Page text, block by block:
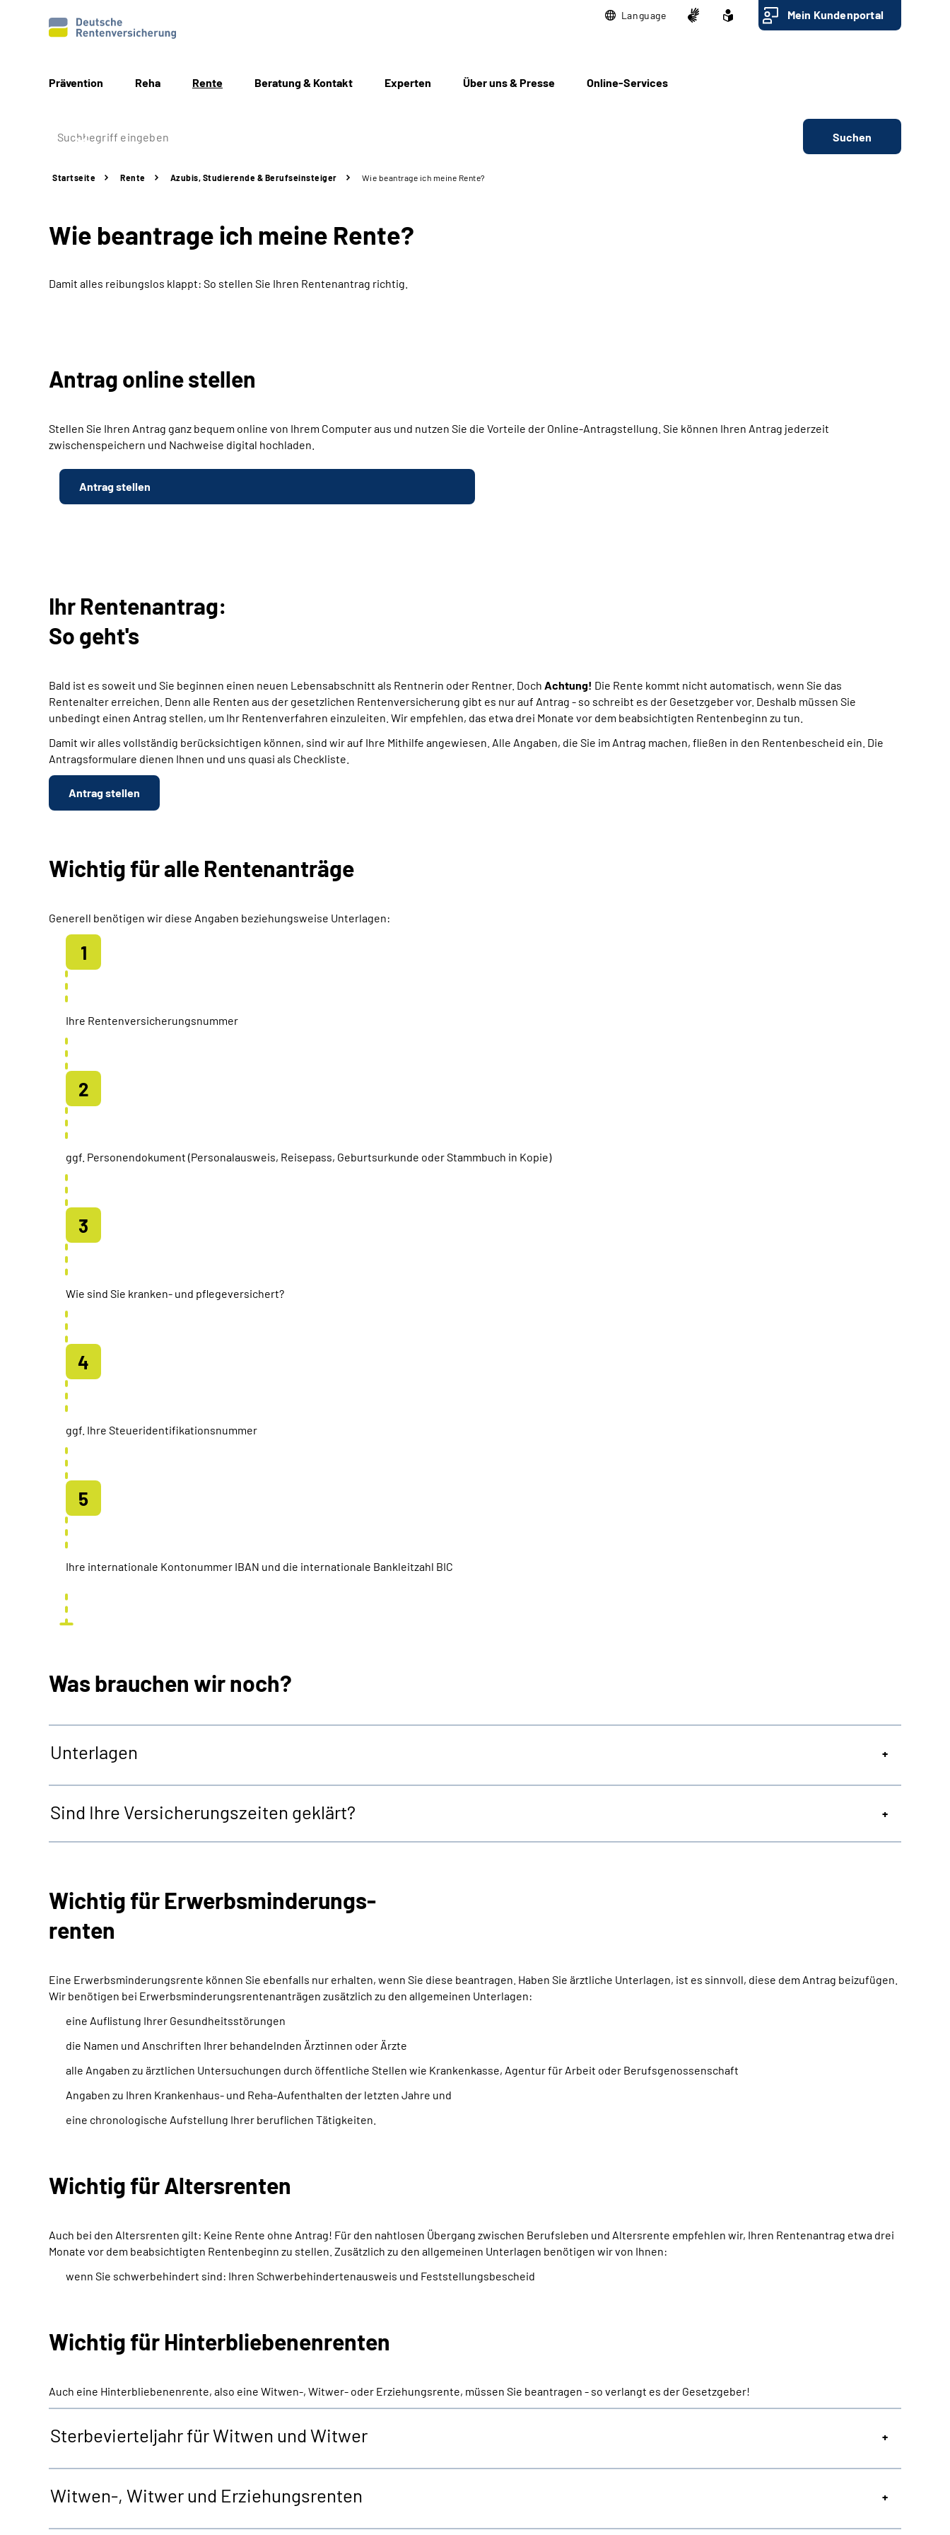
Language Mein Kundenportal
Prävention Reha Rente Beratung & Kontakt Experten Über uns & Presse Online-Services
Suchen
Startseite Rente Azubis, Studierende & Berufseinsteiger Wie beantrage ich meine Rente?
Wie beantrage ich meine Rente?
Damit alles reibungslos klappt: So stellen Sie Ihren Rentenantrag richtig.
Antrag online stellen
Stellen Sie Ihren Antrag ganz bequem online von Ihrem Computer aus und nutzen Sie die Vorteile der Online-Antragstellung. Sie können Ihren Antrag jederzeit
zwischenspeichern und Nachweise digital hochladen.
Antrag stellen
Ihr Rentenantrag:
So geht's
Bald ist es soweit und Sie beginnen einen neuen Lebensabschnitt als Rentnerin oder Rentner. Doch Achtung! Die Rente kommt nicht automatisch, wenn Sie das
Rentenalter erreichen. Denn alle Renten aus der gesetzlichen Rentenversicherung gibt es nur auf Antrag - so schreibt es der Gesetzgeber vor. Deshalb müssen Sie
unbedingt einen Antrag stellen, um Ihr Rentenverfahren einzuleiten. Wir empfehlen, das etwa drei Monate vor dem beabsichtigten Rentenbeginn zu tun.
Damit wir alles vollständig berücksichtigen können, sind wir auf Ihre Mithilfe angewiesen. Alle Angaben, die Sie im Antrag machen, fließen in den Rentenbescheid ein. Die
Antragsformulare dienen Ihnen und uns quasi als Checkliste.
Antrag stellen
Wichtig für alle Rentenanträge
Generell benötigen wir diese Angaben beziehungsweise Unterlagen:
Ihre Rentenversicherungsnummer
ggf. Personendokument (Personalausweis, Reisepass, Geburtsurkunde oder Stammbuch in Kopie)
Wie sind Sie kranken- und pflegeversichert?
ggf. Ihre Steueridentifikationsnummer
Ihre internationale Kontonummer IBAN und die internationale Bankleitzahl BIC
Was brauchen wir noch?
Unterlagen
Sind Ihre Versicherungszeiten geklärt?
Wichtig für Erwerbsminderungs-
renten
Eine Erwerbsminderungsrente können Sie ebenfalls nur erhalten, wenn Sie diese beantragen. Haben Sie ärztliche Unterlagen, ist es sinnvoll, diese dem Antrag beizufügen.
Wir benötigen bei Erwerbsminderungsrentenanträgen zusätzlich zu den allgemeinen Unterlagen:
eine Auflistung Ihrer Gesundheitsstörungen
die Namen und Anschriften Ihrer behandelnden Ärztinnen oder Ärzte
alle Angaben zu ärztlichen Untersuchungen durch öffentliche Stellen wie Krankenkasse, Agentur für Arbeit oder Berufsgenossenschaft
Angaben zu Ihren Krankenhaus- und Reha-Aufenthalten der letzten Jahre und
eine chronologische Aufstellung Ihrer beruflichen Tätigkeiten.
Wichtig für Altersrenten
Auch bei den Altersrenten gilt: Keine Rente ohne Antrag! Für den nahtlosen Übergang zwischen Berufsleben und Altersrente empfehlen wir, Ihren Rentenantrag etwa drei
Monate vor dem beabsichtigten Rentenbeginn zu stellen. Zusätzlich zu den allgemeinen Unterlagen benötigen wir von Ihnen:
wenn Sie schwerbehindert sind: Ihren Schwerbehindertenausweis und Feststellungsbescheid
Wichtig für Hinterbliebenenrenten
Auch eine Hinterbliebenenrente, also eine Witwen-, Witwer- oder Erziehungsrente, müssen Sie beantragen - so verlangt es der Gesetzgeber!
Sterbevierteljahr für Witwen und Witwer
Witwen-, Witwer und Erziehungsrenten